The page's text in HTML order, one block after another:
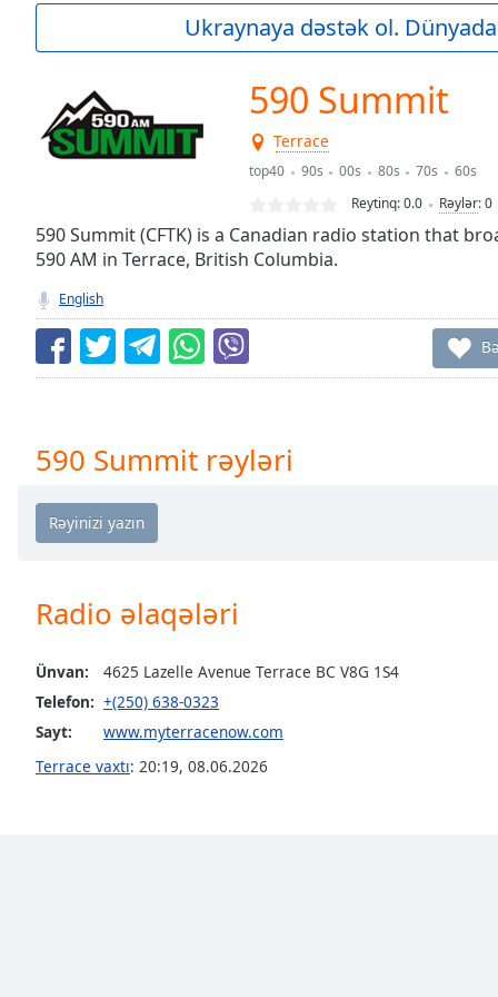
Current
Loaded:
0.00%
Seek to
live,
currently
LIVE
Remaining
Rate
Chapters
Chapters
descriptions
selected
Subtitles
subtitles
Ukraynaya dəstək ol.
590 Summit
Terrace
top40 90s 00s 80s 70s
60s
Reytinq:0.0 Rəylər:0
590 Summit (CFTK) is a Canadian radio station that
590 AM in Terrace, British Columbia.
English
590 Summit rəyləri
Radio əlaqələri
Ünvan:
4625 Lazelle Avenue Terrace BC V8G 1S4
Telefon: +(250) 638-0323
Sayt:
www.myterracenow.com
Terrace vaxtı: 20:19, 08.06.2026